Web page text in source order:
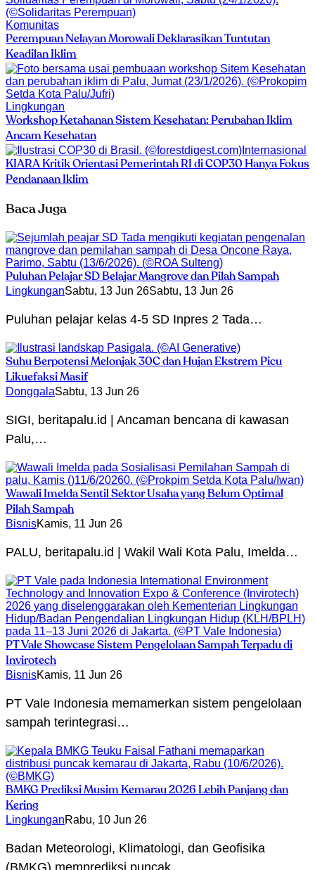
Komunitas
Perempuan Nelayan Morowali Deklarasikan Tuntutan
Keadilan Iklim
Lingkungan
Workshop Ketahanan Sistem Kesehatan: Perubahan Iklim
Ancam Kesehatan
Internasional
KIARA Kritik Orientasi Pemerintah RI di COP30 Hanya Fokus
Pendanaan Iklim
Baca Juga
Puluhan Pelajar SD Belajar Mangrove dan Pilah Sampah
LingkunganSabtu, 13 Jun 26Sabtu, 13 Jun 26
Puluhan pelajar kelas 4-5 SD Inpres 2 Tada…
Suhu Berpotensi Melonjak 30C dan Hujan Ekstrem Picu
Likuefaksi Masif
DonggalaSabtu, 13 Jun 26
SIGI, beritapalu.id | Ancaman bencana di kawasan
Palu,…
Wawali Imelda Sentil Sektor Usaha yang Belum Optimal
Pilah Sampah
BisnisKamis, 11 Jun 26
PALU, beritapalu.id | Wakil Wali Kota Palu, Imelda…
PT Vale Showcase Sistem Pengelolaan Sampah Terpadu di
Invirotech
BisnisKamis, 11 Jun 26
PT Vale Indonesia memamerkan sistem pengelolaan
sampah terintegrasi…
BMKG Prediksi Musim Kemarau 2026 Lebih Panjang dan
Kering
LingkunganRabu, 10 Jun 26
Badan Meteorologi, Klimatologi, dan Geofisika